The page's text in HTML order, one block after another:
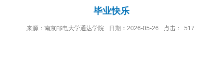
毕业快乐
来源：南京邮电大学通达学院 日期：2026-05-26 点击： 517